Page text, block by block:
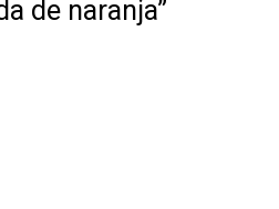
de naranja”